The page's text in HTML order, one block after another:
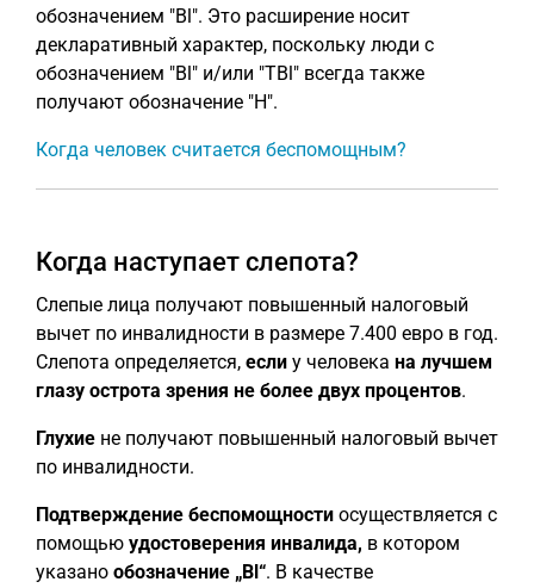
обозначением "Bl". Это расширение носит
декларативный характер, поскольку люди с
обозначением "Bl" и/или "TBl" всегда также
получают обозначение "H".
Когда человек считается беспомощным?
Когда наступает слепота?
Слепые лица получают повышенный налоговый
вычет по инвалидности в размере 7.400 евро в год.
Слепота определяется, если у человека на лучшем
глазу острота зрения не более двух процентов.
Глухие не получают повышенный налоговый вычет
по инвалидности.
Подтверждение беспомощности осуществляется с
помощью удостоверения инвалида, в котором
указано обозначение „Bl“. В качестве